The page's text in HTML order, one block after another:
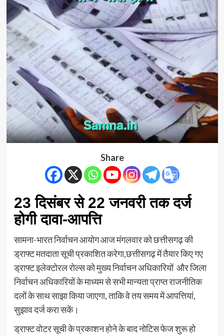
Share
23 दिसंबर से 22 जनवरी तक दर्ज
होगी दावा-आपत्ति
सामना-भारत निर्वाचन आयोग आज मंगलवार को छत्तीसगढ़ की
ड्राफ्ट मतदाता सूची प्रकाशित करेगा,छत्तीसगढ़ में तैयार किए गए
ड्राफ्ट इलेक्टोरल रोल्स को मुख्य निर्वाचन अधिकारियों और जिला
निर्वाचन अधिकारियों के माध्यम से सभी मान्यता प्राप्त राजनीतिक
दलों के साथ साझा किया जाएगा, ताकि वे तय समय में आपत्तियां,
सुझाव दर्ज करा सकें।
ड्राफ्ट वोटर सूची के प्रकाशन होने के बाद नोटिस फेज शुरू हो